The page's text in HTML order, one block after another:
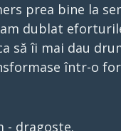
prea bine la
dublat
să îi mai dau
într-o
- dragoste.